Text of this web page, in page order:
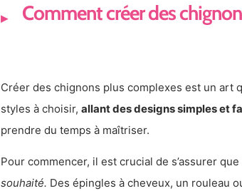
Comment créer des
Créer des chignons plus complexes est un art
styles à choisir, allant des designs simples et
prendre du temps à maîtriser.
Pour commencer, il est crucial de s’assurer
souhaité. Des épingles à cheveux, un rouleau